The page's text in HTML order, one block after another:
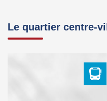
Le quartier centre-